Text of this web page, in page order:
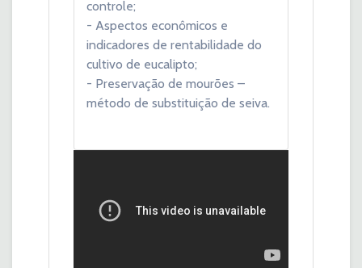
controle;
- Aspectos econômicos e
indicadores de rentabilidade do
cultivo de eucalipto;
- Preservação de mourões –
método de substituição de seiva.